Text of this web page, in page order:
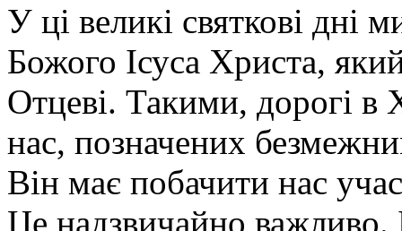
У ці великі святкові дні
Божого Ісуса Христа,
Отцеві. Такими, дорогі в
нас, позначених
Він має побачити нас
Це надзвичайно